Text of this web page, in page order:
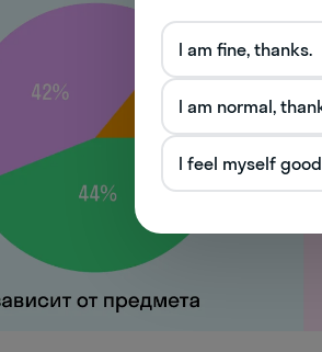
I am fine, thanks.
I am normal,
I feel myself